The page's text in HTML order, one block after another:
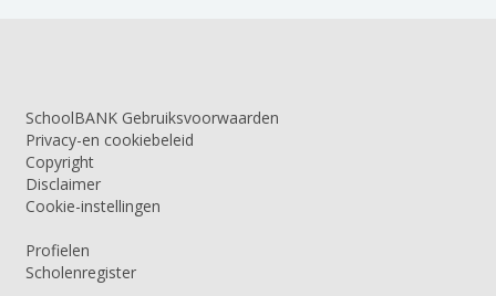
SchoolBANK Gebruiksvoorwaarden
Privacy-en cookiebeleid
Copyright
Disclaimer
Cookie-instellingen
Profielen
Scholenregister